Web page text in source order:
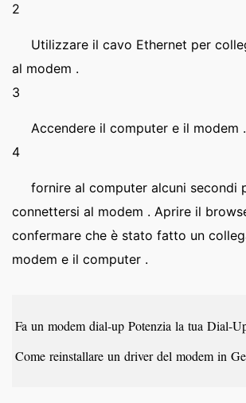
2
Utilizzare il cavo Ethernet per
al modem .
3
Accendere il computer e il modem .
4
fornire al computer alcuni secondi
connettersi al modem . Aprire il
confermare che è stato fatto un
modem e il computer .
Fa un modem dial-up Potenzia la tua Dial-
Come reinstallare un driver del modem in